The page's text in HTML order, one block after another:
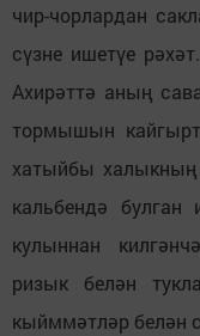
чир-чорлардан
сүзне ишетүе
Ахирәттә аның
тормышын
хатыйбы
кальбендә
кулыннан
ризык белән
кыйммәтләр белән